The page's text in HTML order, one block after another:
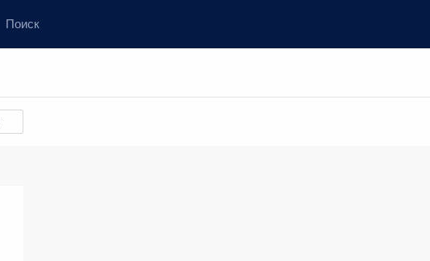
Поиск